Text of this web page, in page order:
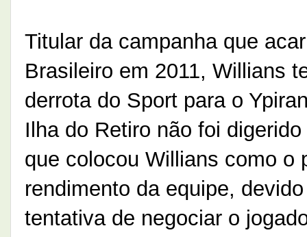
Titular da campanha que
Brasileiro em 2011, Willians
derrota do Sport para o
Ilha do Retiro não foi
que colocou Willians como o
rendimento da equipe,
tentativa de negociar o